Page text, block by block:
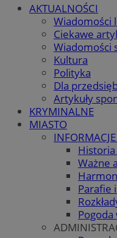
AKTUALNOŚCI
Wiadomości
Ciekawe
Wiadomości
Kultura
Polityka
Dla
Artykuły
KRYMINALNE
MIASTO
Ważne
Parafie
Pogoda